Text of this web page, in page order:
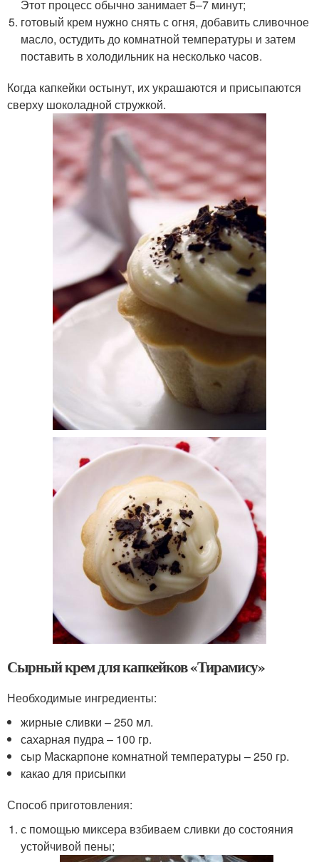
Этот процесс обычно занимает 5–7 минут;
готовый крем нужно снять с огня, добавить сливочное
масло, остудить до комнатной температуры и затем
поставить в холодильник на несколько часов.
Когда капкейки остынут, их украшаются и присыпаются
сверху шоколадной стружкой.
Сырный крем для капкейков «Тирамису»
Необходимые ингредиенты:
жирные сливки – 250 мл.
сахарная пудра – 100 гр.
сыр Маскарпоне комнатной температуры – 250 гр.
какао для присыпки
Способ приготовления:
с помощью миксера взбиваем сливки до состояния
устойчивой пены;